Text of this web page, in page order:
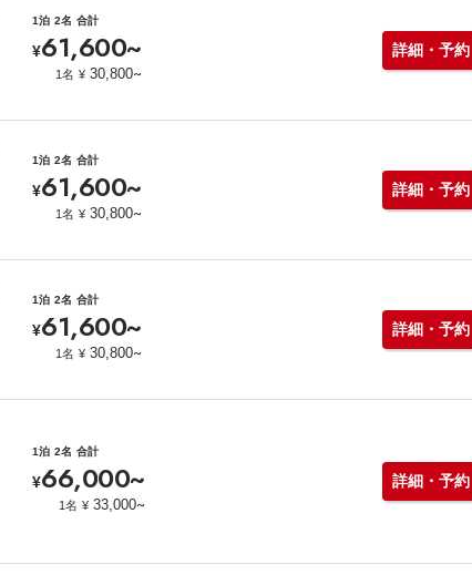
1泊 2名 合計
¥61,600~
1名 ¥ 30,800~
詳細・予約
1泊 2名 合計
¥61,600~
1名 ¥ 30,800~
詳細・予約
1泊 2名 合計
¥61,600~
1名 ¥ 30,800~
詳細・予約
1泊 2名 合計
¥66,000~
1名 ¥ 33,000~
詳細・予約